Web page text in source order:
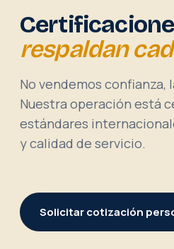
respaldan
No vendemos confianza,
Nuestra operación está
estándares
y calidad de servicio.
Solicitar cotización